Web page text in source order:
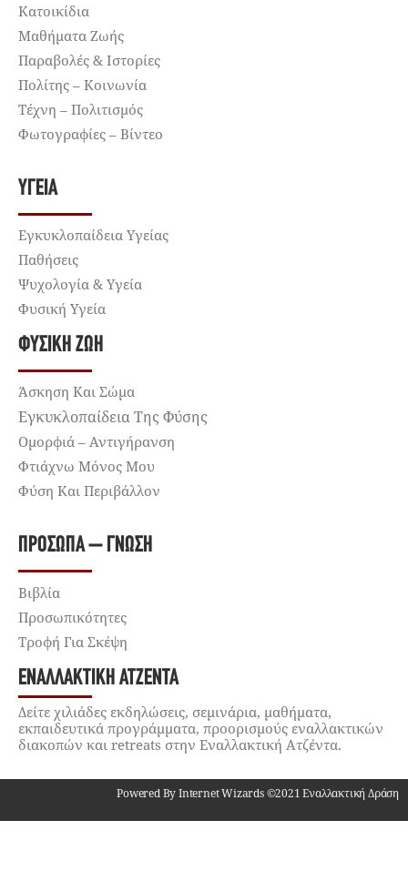
Κατοικίδια
Μαθήματα Ζωής
Παραβολές & Ιστορίες
Πολίτης – Κοινωνία
Τέχνη – Πολιτισμός
Φωτογραφίες – Βίντεο
ΥΓΕΊΑ
Εγκυκλοπαίδεια Υγείας
Παθήσεις
Ψυχολογία & Υγεία
Φυσική Υγεία
ΦΥΣΙΚΉ ΖΩΉ
Άσκηση Και Σώμα
Εγκυκλοπαίδεια Της Φύσης
Ομορφιά – Αντιγήρανση
Φτιάχνω Μόνος Μου
Φύση Και Περιβάλλον
ΠΡΌΣΩΠΑ – ΓΝΏΣΗ
Βιβλία
Προσωπικότητες
Τροφή Για Σκέψη
ΕΝΑΛΛΑΚΤΙΚΉ ΑΤΖΈΝΤΑ
Δείτε χιλιάδες εκδηλώσεις, σεμινάρια, μαθήματα,
εκπαιδευτικά προγράμματα, προορισμούς εναλλακτικών
διακοπών και retreats στην Εναλλακτική Ατζέντα.
Powered By Internet Wizards ©2021 Εναλλακτική Δράση